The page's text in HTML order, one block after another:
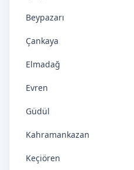
Beypazarı
Çankaya
Elmadağ
Evren
Güdül
Kahramankazan
Keçiören